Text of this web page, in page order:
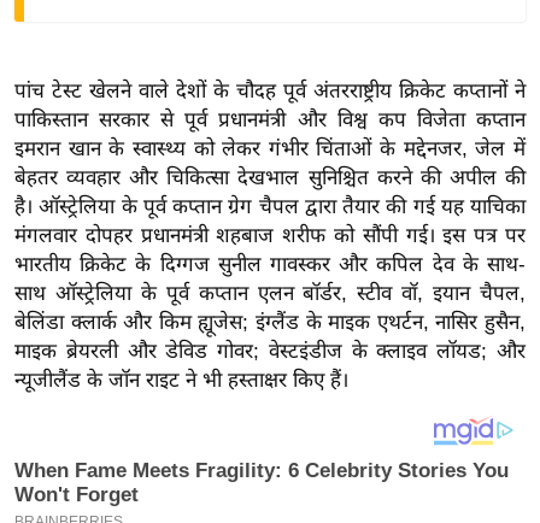
वि
शे
ष
ज्ञ
रा
य
ब
ज
ट
खे
के
ट
पांच टेस्ट खेलने वाले देशों के चौदह पूर्व अंतरराष्ट्रीय क्रिकेट कप्तानों ने
पाकिस्तान सरकार से पूर्व प्रधानमंत्री और विश्व कप विजेता कप्तान
इमरान खान के स्वास्थ्य को लेकर गंभीर चिंताओं के मद्देनजर, जेल में
बेहतर व्यवहार और चिकित्सा देखभाल सुनिश्चित करने की अपील की
है। ऑस्ट्रेलिया के पूर्व कप्तान ग्रेग चैपल द्वारा तैयार की गई यह याचिका
मंगलवार दोपहर प्रधानमंत्री शहबाज शरीफ को सौंपी गई। इस पत्र पर
भारतीय क्रिकेट के दिग्गज सुनील गावस्कर और कपिल देव के साथ-
साथ ऑस्ट्रेलिया के पूर्व कप्तान एलन बॉर्डर, स्टीव वॉ, इयान चैपल,
बेलिंडा क्लार्क और किम ह्यूजेस; इंग्लैंड के माइक एथर्टन, नासिर हुसैन,
माइक ब्रेयरली और डेविड गोवर; वेस्टइंडीज के क्लाइव लॉयड; और
न्यूजीलैंड के जॉन राइट ने भी हस्ताक्षर किए हैं।